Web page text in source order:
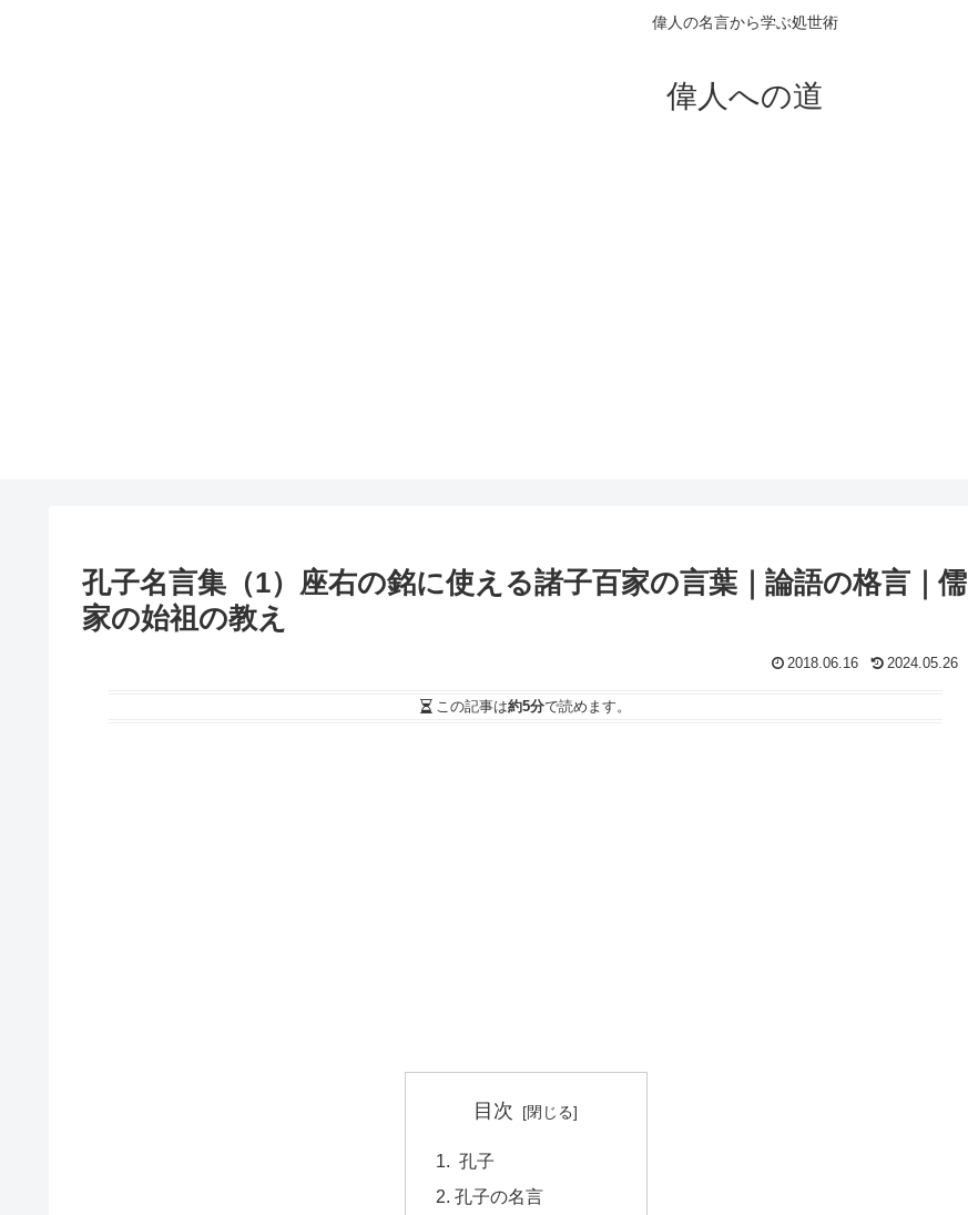
偉人の名言から学ぶ処世術
偉人への道
孔子名言集（1）座右の銘に使える諸子百家の言葉｜論語の格言｜儒
家の始祖の教え
2018.06.16 2024.05.26
この記事は約5分で読めます。
目次
孔子
孔子の名言